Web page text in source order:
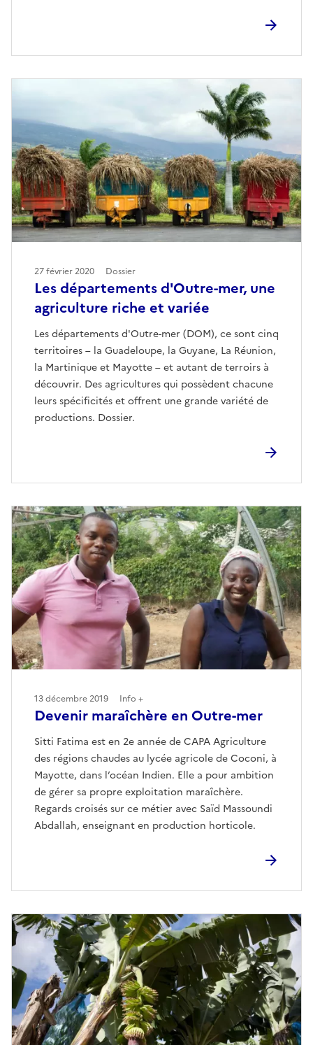
Les départements d'Outre-mer, une
agriculture riche et variée
Les départements d'Outre-mer (DOM), ce sont cinq
territoires – la Guadeloupe, la Guyane, La Réunion,
la Martinique et Mayotte – et autant de terroirs à
découvrir. Des agricultures qui possèdent chacune
leurs spécificités et offrent une grande variété de
productions. Dossier.
27 février 2020 Dossier
Devenir maraîchère en Outre-mer
Sitti Fatima est en 2e année de CAPA Agriculture
des régions chaudes au lycée agricole de Coconi, à
Mayotte, dans l’océan Indien. Elle a pour ambition
de gérer sa propre exploitation maraîchère.
Regards croisés sur ce métier avec Saïd Massoundi
Abdallah, enseignant en production horticole.
13 décembre 2019 Info +